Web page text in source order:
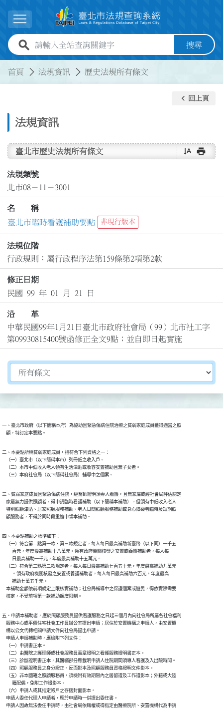
展開選單
全站查詢關鍵字欄位 搜尋
首頁 法規資訊 歷史法規所有條文
法規資訊
keyboard_arrow_left 回上頁
臺北市歷史法規所有條文 text_rotate_vertical print
法規類號
北市08－11－3001
名 稱
臺北市臨時看護補助要點
非現行版本
法規位階
行政規則：屬行政程序法第159條第2項第2款
修正日期
民國 99 年 01 月 21 日
沿 革
中華民國99年1月21日臺北市政府社會局（99）北市社工字
第09930815400號函修正全文9點；並自即日起實施
切換選擇法規資訊內容
一、臺北市政府（以下簡稱本府）為協助因緊急傷病住院治療之貧弱家庭成員獲得適當之照
    顧，特訂定本要點。
二、本要點所稱貧弱家庭成員，指符合下列資格之一：
    （一）臺北市（以下簡稱本市）列冊低之收入戶。
    （二）本市中低收入老人領有生活津貼或收容安置補助且無子女者。
    （三）本府社會局（以下簡稱社會局）輔導中之個案。
三、貧弱家庭成員因緊急傷病住院，經醫師證明須專人看護，且無家屬或經社會局評估認定
    家屬無力提供照顧者，得申請臨時看護補助（以下簡稱本補助）。但領有中低收入老人
    特別照顧津貼、居家照顧服務補助、老人日間照顧服務補助或身心障礙者臨時及短期照
    顧服務者，不得於同時段重複申領本補助。
四、本要點補助之標準如下：
    （一）符合第二點第一款、第三款規定者，每人每日最高補助新臺幣（以下同）一千五
          百元，年度最高補助十八萬元。領有政府機關核發之安置或養護補助者，每人每
          日最高補助一千元，年度最高補助十五萬元。
    （二）符合第二點第二款規定者，每人每日最高補助七百五十元，年度最高補助九萬元
          。領有政府機關核發之安置或養護補助者，每人每日最高補助六百元，年度最高
          補助七萬五千元。
    本補助金額依前項規定上限核實補助；社會局輔導中之保護個案或遊民，得依實際需要
    核定，不受前項第一款補助額度限制。
五、申請本補助者，應於照顧服務員提供看護服務之日起三個月內向社會局所屬各社會福利
    服務中心或平價住宅社會工作員辦公室提出申請；居住於安置機構之申請人，由安置機
    構以公文代轉相關申請文件向社會局提出申請。
    申請人申請補助時，應檢附下列文件：
    （一）申請書正本。
    （二）由醫院之護理師或社會服務員蓋章證明之看護服務證明書正本。
    （三）診斷證明書正本，其醫囑部分應載明申請人住院期間須專人看護及入出院時間。
    （四）照顧服務員之身分證正、反面影本及照顧服務員資格證明文件影本。
    （五）非本國籍之照顧服務員，須檢附有效期限內之居留證及工作證影本；外籍或大陸
          籍配偶，免附工作證影本。
    （六）申請人或其指定帳戶之存摺封面影本。
    申請人委任代理人申請者，應於申請時一併提出委任書。
    申請人因故無法委任申請時，由社會局依職權或得指定由醫療院所、安置機構代為申請